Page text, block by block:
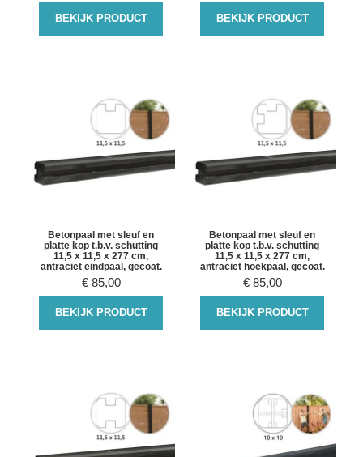
BEKIJK PRODUCT BEKIJK PRODUCT
Betonpaal met sleuf en
platte kop t.b.v. schutting
11,5 x 11,5 x 277 cm,
antraciet eindpaal, gecoat.
€ 85,00
BEKIJK PRODUCT
Betonpaal met sleuf en
platte kop t.b.v. schutting
11,5 x 11,5 x 277 cm,
antraciet hoekpaal, gecoat.
€ 85,00
BEKIJK PRODUCT